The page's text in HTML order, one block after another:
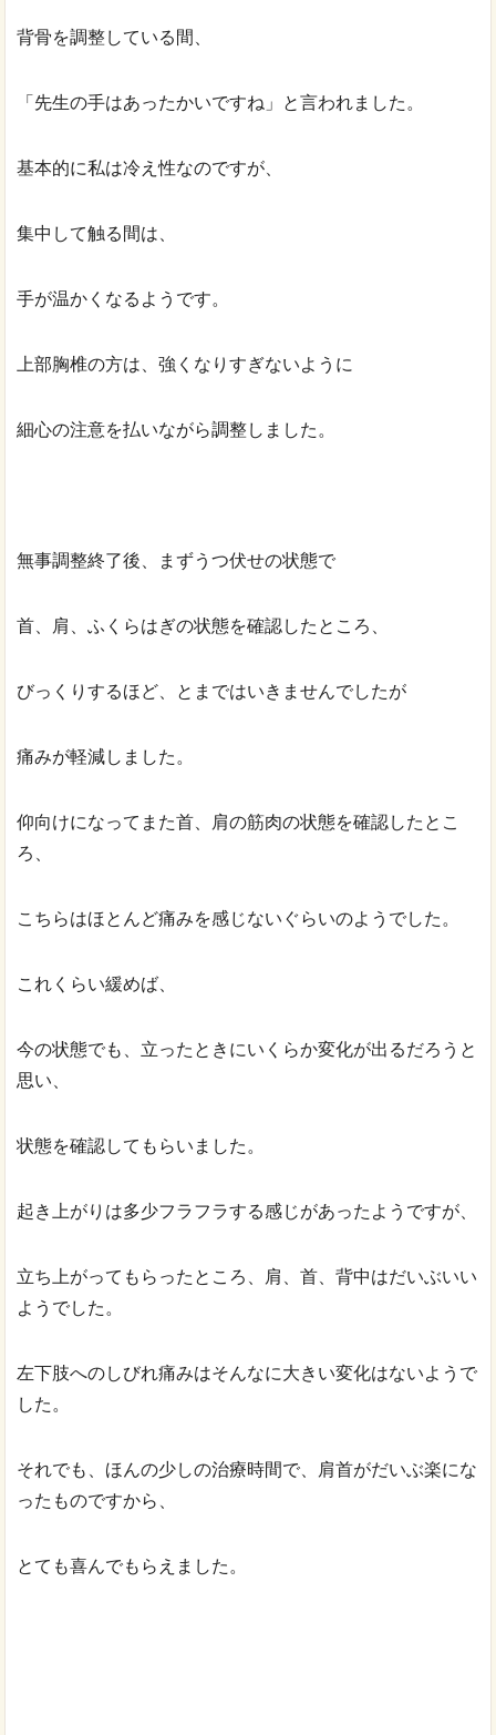
背骨を調整している間、
「先生の手はあったかいですね」と言われました。
基本的に私は冷え性なのですが、
集中して触る間は、
手が温かくなるようです。
上部胸椎の方は、強くなりすぎないように
細心の注意を払いながら調整しました。
無事調整終了後、まずうつ伏せの状態で
首、肩、ふくらはぎの状態を確認したところ、
びっくりするほど、とまではいきませんでしたが
痛みが軽減しました。
仰向けになってまた首、肩の筋肉の状態を確認したとこ
ろ、
こちらはほとんど痛みを感じないぐらいのようでした。
これくらい緩めば、
今の状態でも、立ったときにいくらか変化が出るだろうと
思い、
状態を確認してもらいました。
起き上がりは多少フラフラする感じがあったようですが、
立ち上がってもらったところ、肩、首、背中はだいぶいい
ようでした。
左下肢へのしびれ痛みはそんなに大きい変化はないようで
した。
それでも、ほんの少しの治療時間で、肩首がだいぶ楽にな
ったものですから、
とても喜んでもらえました。